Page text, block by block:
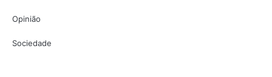
Opinião
Sociedade